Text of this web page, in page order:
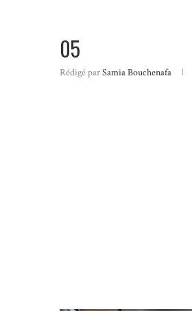
05
Rédigé parSamia Bouchenafa